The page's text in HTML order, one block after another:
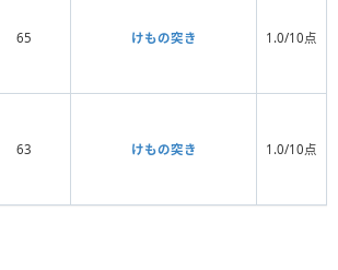
65 けもの突き 1.0/10点
63 けもの突き 1.0/10点